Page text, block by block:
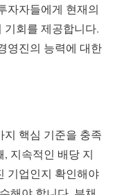
자자들에게 현재의
기회를 제공합니다.
영진의 능력에 대한
핵심 기준을 충족
지속적인 배당 지
기업인지 확인해야